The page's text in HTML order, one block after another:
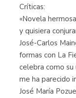
Críticas:
«Novela
y quisiera
José-Carlos
formas con La
celebra como
me ha parecido
José María